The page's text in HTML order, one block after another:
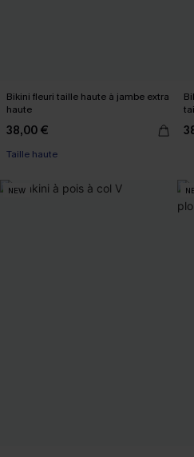
Bikini fleuri taille haute à jambe extra
haute
38,00 €
Taille haute
NEW